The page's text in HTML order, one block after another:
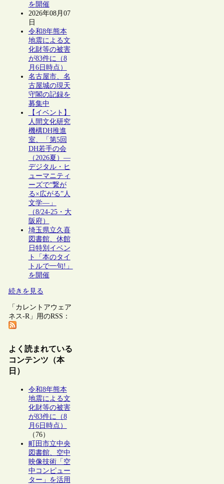
を開催
2026年08月07
日
令和8年熊本
地震による文
化財等の被害
が83件に（8
月6日時点）
名古屋市、名
古屋城の現天
守閣の記録を
募集中
【イベント】
人間文化研究
機構DH推進
室、「第5回
DH若手の会
（2026夏）―
デジタル・ヒ
ューマニティ
ーズで“繋が
る×広がる”人
文学―」
（8/24-25・大
阪府）
埼玉県立久喜
図書館、休館
日特別イベン
ト「本のタイ
トルで一句!」
を開催
続きを見る
「カレントアウェア
ネス-R」用のRSS：
よく読まれている
コンテンツ（本
日）
令和8年熊本
地震による文
化財等の被害
が83件に（8
月6日時点）
（76）
町田市立中央
図書館、空中
映像技術「空
中コンピュー
ター」を活用